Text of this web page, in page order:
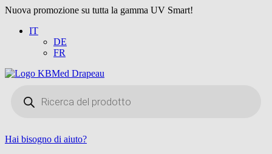
Nuova promozione su tutta la gamma UV Smart!
IT
DE
FR
search
Hai bisogno di aiuto?